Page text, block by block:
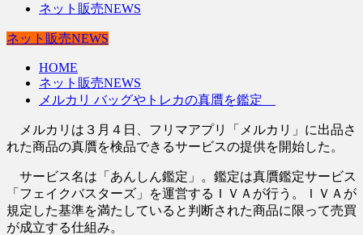
ネット販売NEWS
ネット販売NEWS
HOME
ネット販売NEWS
メルカリ バッグやトレカの真贋を鑑定
メルカリは３月４日、フリマアプリ「メルカリ」に出品さ
れた商品の真贋を検品できるサービスの提供を開始した。
サービス名は「あんしん鑑定」。鑑定は真贋鑑定サービス
「フェイクバスターズ」を運営するＩＶＡが行う。ＩＶＡが
規定した基準を満たしていると判断された商品に限って売買
が成立する仕組み。